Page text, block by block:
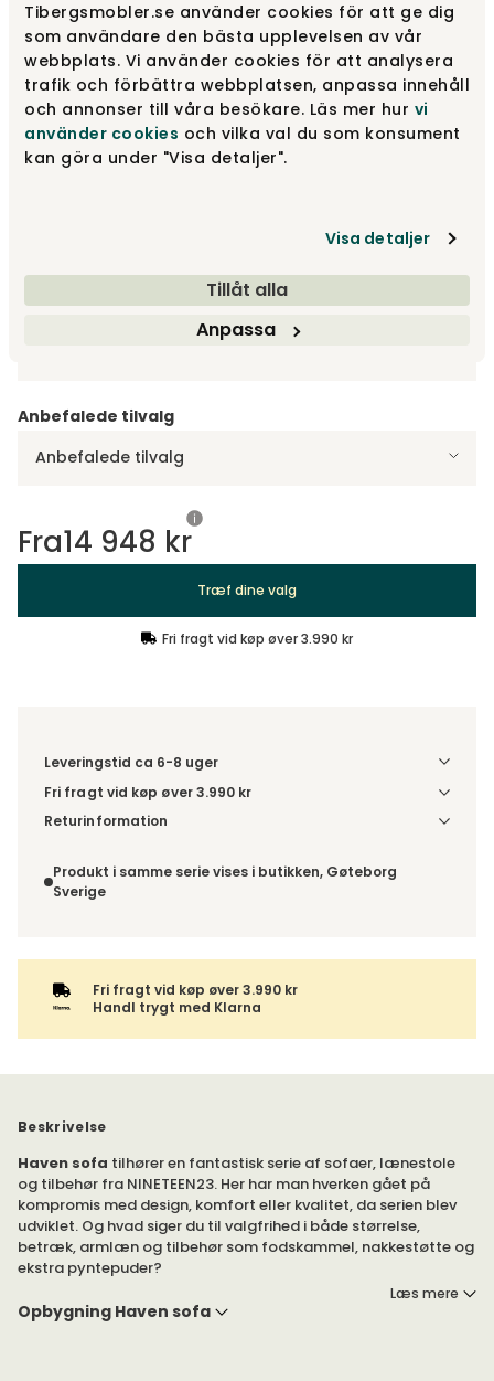
Tibergsmobler.se använder cookies för att ge dig
som användare den bästa upplevelsen av vår
webbplats. Vi använder cookies för att analysera
trafik och förbättra webbplatsen, anpassa innehåll
och annonser till våra besökare. Läs mer hur vi
använder cookies och vilka val du som konsument
kan göra under "Visa detaljer".
Visa detaljer
Tillåt alla
Anpassa
3,5-pers | 240 cm Fra 14 948 kr
3-pers | 210 cm Fra13 578 kr
Design dit produkt
Anbefalede tilvalg
Anbefalede tilvalg
Fra14 948 kr
Træf dine valg
Fri fragt vid køp øver 3.990 kr
Leveringstid ca 6-8 uger
Fri fragt vid køp øver 3.990 kr
Vælg udførelse via “Træf dine valg” for at se
Returinformation
fortrydelsesret.
Produkt i samme serie vises i butikken, Gøteborg
Sverige
Fri fragt vid køp øver 3.990 kr
Handl trygt med Klarna
Beskrivelse
Haven sofa tilhører en fantastisk serie af sofaer, lænestole
og tilbehør fra NINETEEN23. Her har man hverken gået på
kompromis med design, komfort eller kvalitet, da serien blev
udviklet. Og hvad siger du til valgfrihed i både størrelse,
betræk, armlæn og tilbehør som fodskammel, nakkestøtte og
ekstra pyntepuder?
Siddemkomforten er meget høj og passer de fleste i både
Læs mere
Opbygning Haven sofa